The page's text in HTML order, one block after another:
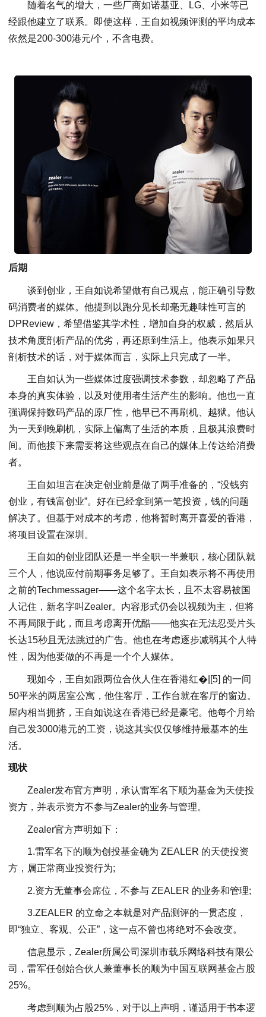
随着名气的增大，一些厂商如诺基亚、LG、小米等已
经跟他建立了联系。即使这样，王自如视频评测的平均成本
依然是200-300港元/个，不含电费。
后期
谈到创业，王自如说希望做有自己观点，能正确引导数
码消费者的媒体。他提到以跑分见长却毫无趣味性可言的
DPReview，希望借鉴其学术性，增加自身的权威，然后从
技术角度剖析产品的优劣，再还原到生活上。他表示如果只
剖析技术的话，对于媒体而言，实际上只完成了一半。
王自如认为一些媒体过度强调技术参数，却忽略了产品
本身的真实体验，以及对使用者生活产生的影响。他也一直
强调保持数码产品的原厂性，他早已不再刷机、越狱。他认
为一天到晚刷机，实际上偏离了生活的本质，且极其浪费时
间。而他接下来需要将这些观点在自己的媒体上传达给消费
者。
王自如坦言在决定创业前是做了两手准备的，“没钱穷
创业，有钱富创业”。好在已经拿到第一笔投资，钱的问题
解决了。但基于对成本的考虑，他将暂时离开喜爱的香港，
将项目设置在深圳。
王自如的创业团队还是一半全职一半兼职，核心团队就
三个人，他说应付前期事务足够了。王自如表示将不再使用
之前的Techmessager——这个名字太长，且不太容易被国
人记住，新名字叫Zealer。内容形式仍会以视频为主，但将
不再局限于此，而且考虑离开优酷——他实在无法忍受片头
长达15秒且无法跳过的广告。他也在考虑逐步减弱其个人特
性，因为他要做的不再是一个个人媒体。
现如今，王自如跟两位合伙人住在香港红�|[5] 的一间
50平米的两居室公寓，他住客厅，工作台就在客厅的窗边。
屋内相当拥挤，王自如说这在香港已经是豪宅。他每个月给
自己发3000港元的工资，说这其实仅仅够维持最基本的生
活。
现状
Zealer发布官方声明，承认雷军名下顺为基金为天使投
资方，并表示资方不参与Zealer的业务与管理。
Zealer官方声明如下：
1.雷军名下的顺为创投基金确为 ZEALER 的天使投资
方，属正常商业投资行为;
2.资方无董事会席位，不参与 ZEALER 的业务和管理;
3.ZEALER 的立命之本就是对产品测评的一贯态度，
即“独立、客观、公正”，这一点不曾也将绝对不会改变。
信息显示，Zealer所属公司深圳市载乐网络科技有限公
司，雷军任创始合伙人兼董事长的顺为中国互联网基金占股
25%。
考虑到顺为占股25%，对于以上声明，谨适用于书本逻